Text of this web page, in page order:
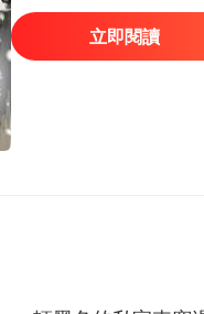
立即閱讀